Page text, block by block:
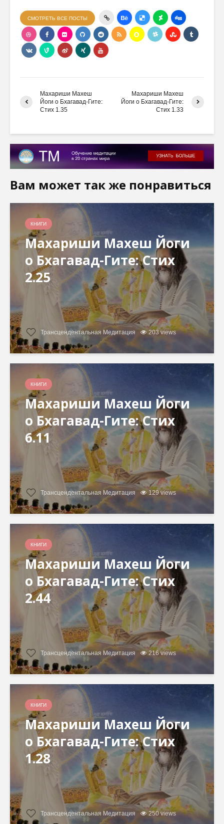
СМОТРЕТЬ ВСЕ ПОСТЫ
Махариши Махеш
Йоги о Бхагавад-Гите:
Стих 1.35
Махариши Махеш
Йоги о Бхагавад-Гите:
Стих 1.33
Вам может так же понравиться
КНИГИ
Махариши Махеш Йоги
о Бхагавад-Гите: Стих
2.25
Трансцендентальная Медитация 203 views
КНИГИ
Махариши Махеш Йоги
о Бхагавад-Гите: Стих
6.11
Трансцендентальная Медитация 129 views
КНИГИ
Махариши Махеш Йоги
о Бхагавад-Гите: Стих
2.44
Трансцендентальная Медитация 216 views
КНИГИ
Махариши Махеш Йоги
о Бхагавад-Гите: Стих
1.28
Трансцендентальная Медитация 250 views